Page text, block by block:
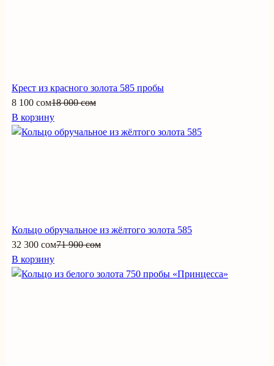
Крест из красного золота 585 пробы
8 100 сом18 000 сом
В корзину
Кольцо обручальное из жёлтого золота 585
32 300 сом71 900 сом
В корзину